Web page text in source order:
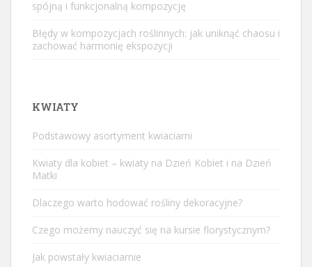
spójną i funkcjonalną kompozycję
Błędy w kompozycjach roślinnych: jak uniknąć chaosu i
zachować harmonię ekspozycji
KWIATY
Podstawowy asortyment kwiaciarni
Kwiaty dla kobiet – kwiaty na Dzień Kobiet i na Dzień
Matki
Dlaczego warto hodować rośliny dekoracyjne?
Czego możemy nauczyć się na kursie florystycznym?
Jak powstały kwiaciarnie